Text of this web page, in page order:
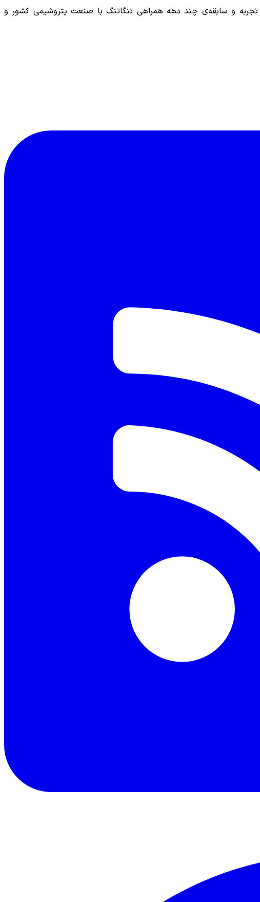
تجربه و سابقه‌ی چند دهه همراهی تنگاتنگ با صنعت پتروشیمی کشور و